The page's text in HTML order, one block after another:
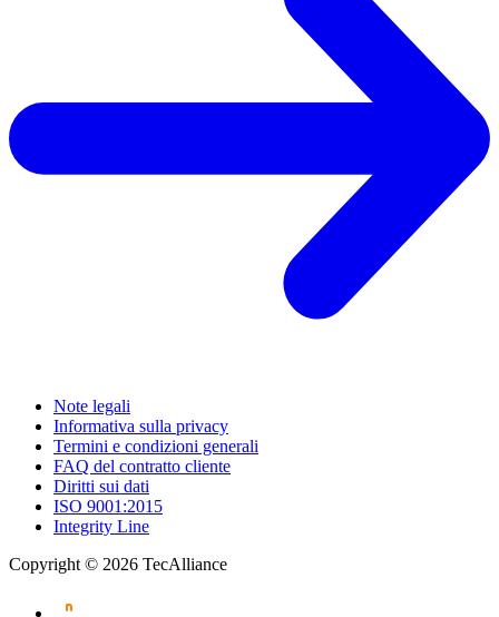
Note legali
Informativa sulla privacy
Termini e condizioni generali
FAQ del contratto cliente
Diritti sui dati
ISO 9001:2015
Integrity Line
Copyright © 2026 TecAlliance